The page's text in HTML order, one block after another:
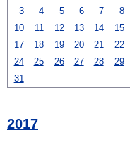
3
4 5 6 7 8
10
11 12 13 14 15
17
18 19 20 21 22
24
25 26 27 28 29
31
2017